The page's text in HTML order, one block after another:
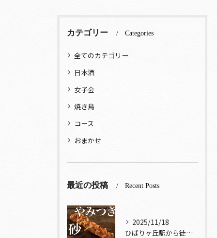
カテゴリー Categories
全てのカテゴリー
日本酒
女子会
焼き鳥
コース
おまかせ
最近の投稿 Recent Posts
2025/11/18
ひばりヶ丘駅から徒歩5分🚶‍♀️雰囲気の良い居酒屋をお探しな...